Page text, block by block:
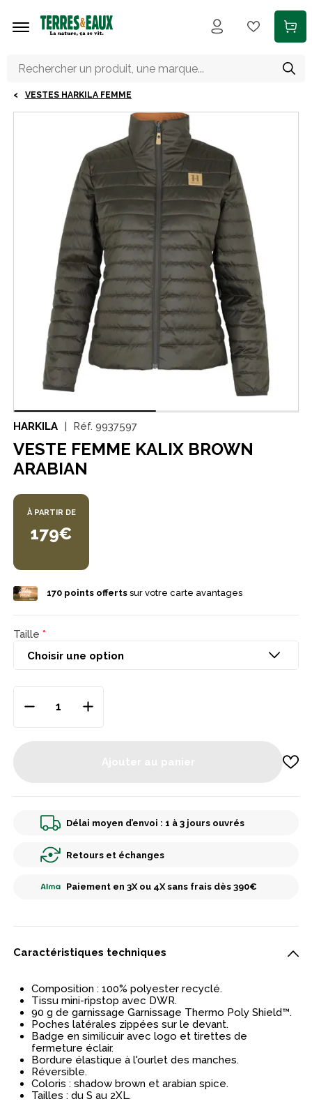
VESTES HARKILA FEMME
HARKILA Réf. 9937597
VESTE FEMME KALIX BROWN
ARABIAN
À PARTIR DE
179€
170points offertssur votre carte avantages
Taille
Délai moyen d’envoi : 1 à 3 jours ouvrés
Retours et échanges
Paiement en 3X ou 4X sans frais dès 390€
Caractéristiques techniques
Composition : 100% polyester recyclé.
Tissu mini-ripstop avec DWR.
90 g de garnissage Garnissage Thermo Poly Shield™.
Poches latérales zippées sur le devant.
Badge en similicuir avec logo et tirettes de
fermeture éclair.
Bordure élastique à l'ourlet des manches.
Réversible.
Coloris : shadow brown et arabian spice.
Tailles : du S au 2XL.